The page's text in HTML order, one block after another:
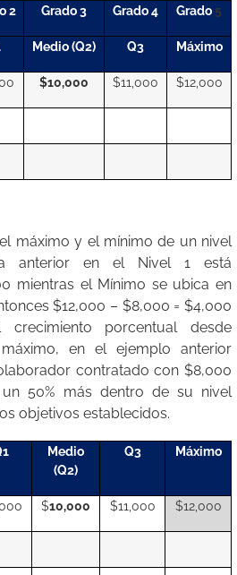
2 Grado 3 Grado 4 Grado 5
Medio (Q2) Q3 Máximo
$10,000 $11,000 $12,000
máximo y el mínimo de un nivel
anterior en el Nivel 1 está
mientras el Mínimo se ubica en
$12,000 – $8,000 = $4,000
porcentual desde
en el ejemplo anterior
contratado con $8,000
50% más dentro de su nivel
objetivos establecidos.
Medio
(Q2)
Q3 Máximo
$10,000 $11,000 $12,000